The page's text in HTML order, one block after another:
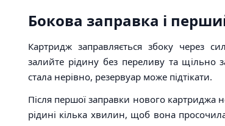
Бокова заправка і
Картридж заправляється збоку через
залийте рідину без переливу та щільно
стала нерівно, резервуар може підтікати.
Після першої заправки нового картриджа
рідині кілька хвилин, щоб вона